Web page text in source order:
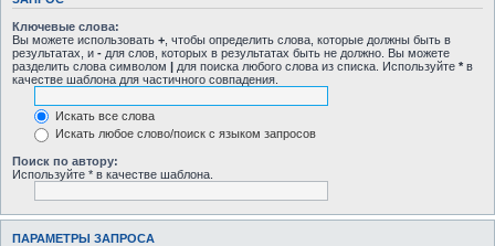
Ключевые слова:
Вы можете использовать + , чтобы определить слова, которые должны быть в
результатах, и - для слов, которых в результатах быть не должно. Вы можете
разделить слова символом | для поиска любого слова из списка. Используйте * в
качестве шаблона для частичного совпадения.
Искать все слова
Искать любое слово/поиск с языком запросов
Поиск по автору:
Используйте * в качестве шаблона.
ПАРАМЕТРЫ ЗАПРОСА